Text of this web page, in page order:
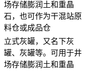
场存储膨润土和重晶
石，也可作为干混站原
料仓或成品仓
立式灰罐，又名下灰
罐、灰罐等。可用于井
场存储膨润土和重晶